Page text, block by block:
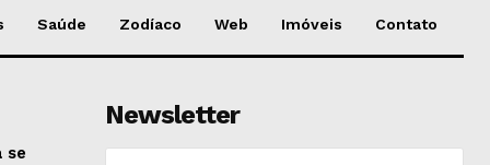
Saúde Zodíaco Web Imóveis Contato
se
Newsletter